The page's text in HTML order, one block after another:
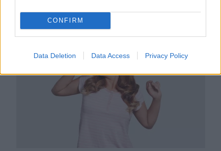
CONFIRM
Data Deletion Data Access Privacy Policy
Ha ezt érzed evés után, a szervezeted fontos dologra
próbál figyelmeztetni